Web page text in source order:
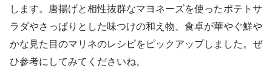
します。唐揚げと相性抜群なマヨネーズを使ったポテトサ
ラダやさっぱりとした味つけの和え物、食卓が華やぐ鮮や
かな見た目のマリネのレシピをピックアップしました。ぜ
ひ参考にしてみてくださいね。